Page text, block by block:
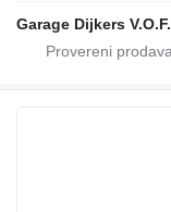
Garage Dijkers V.O.F.